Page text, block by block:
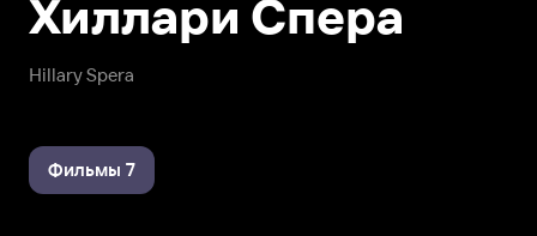
Hillary Spera
Хиллари Спера
Фильмы 7